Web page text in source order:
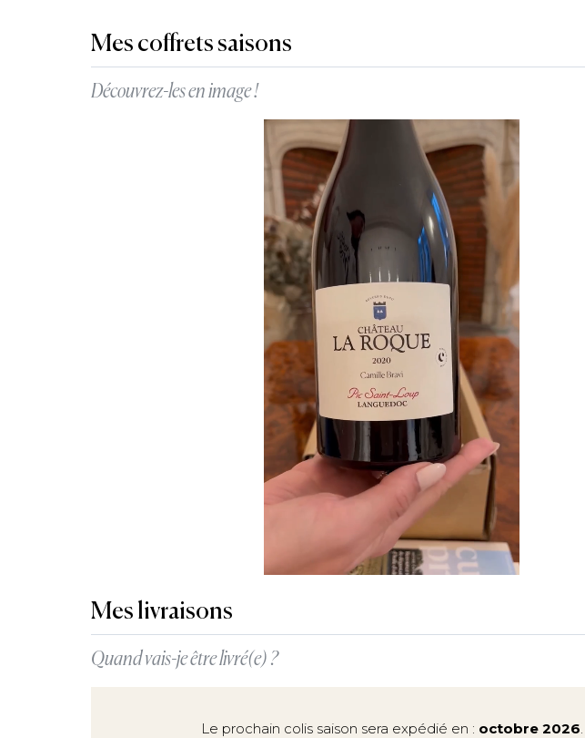
Mes coffrets saisons
Découvrez-les en image !
Mes livraisons
Quand vais-je être livré(e) ?
Le prochain colis saison sera expédié en : octobre 2026.